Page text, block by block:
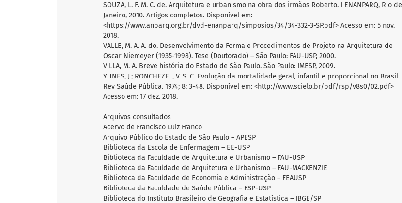
SOUZA, L. F. M. C. de. Arquitetura e urbanismo na obra dos irmãos Roberto. I ENANPARQ, Rio de
Janeiro, 2010. Artigos completos. Disponível em:
<https://www.anparq.org.br/dvd-enanparq/simposios/34/34-332-3-SP.pdf> Acesso em: 5 nov.
2018.
VALLE, M. A. A. do. Desenvolvimento da Forma e Procedimentos de Projeto na Arquitetura de
Oscar Niemeyer (1935-1998). Tese (Doutorado) – São Paulo: FAU-USP, 2000.
VILLA, M. A. Breve história do Estado de São Paulo. São Paulo: IMESP, 2009.
YUNES, J.; RONCHEZEL, V. S. C. Evolução da mortalidade geral, infantil e proporcional no Brasil.
Rev Saúde Pública. 1974; 8: 3-48. Disponível em: <http://www.scielo.br/pdf/rsp/v8s0/02.pdf>
Acesso em: 17 dez. 2018.
Arquivos consultados
Acervo de Francisco Luiz Franco
Arquivo Público do Estado de São Paulo – APESP
Biblioteca da Escola de Enfermagem – EE-USP
Biblioteca da Faculdade de Arquitetura e Urbanismo – FAU-USP
Biblioteca da Faculdade de Arquitetura e Urbanismo – FAU-MACKENZIE
Biblioteca da Faculdade de Economia e Administração – FEAUSP
Biblioteca da Faculdade de Saúde Pública – FSP-USP
Biblioteca do Instituto Brasileiro de Geografia e Estatística – IBGE/SP